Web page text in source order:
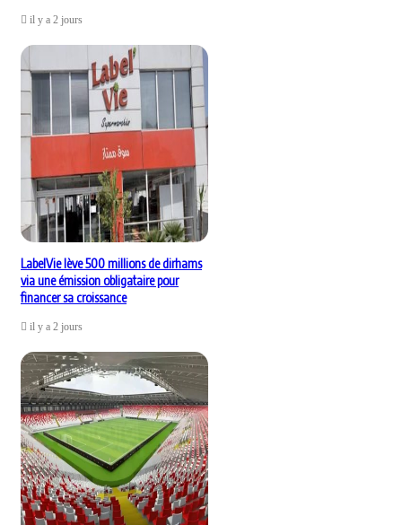
il y a 2 jours
LabelVie lève 500 millions de dirhams
via une émission obligataire pour
financer sa croissance
il y a 2 jours